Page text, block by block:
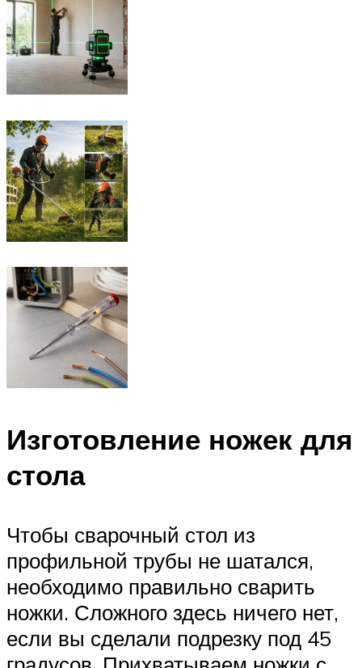
Изготовление ножек для
стола
Чтобы сварочный стол из
профильной трубы не шатался,
необходимо правильно сварить
ножки. Сложного здесь ничего нет,
если вы сделали подрезку под 45